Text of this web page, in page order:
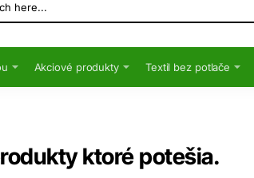
Akciové produkty Textil bez potlače
ktoré potešia.